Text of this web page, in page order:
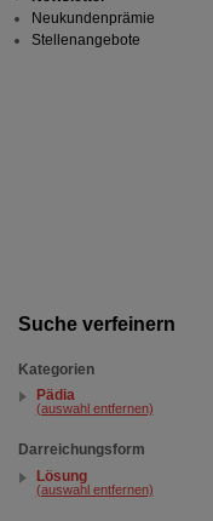
Suche verfeinern
Kategorien
Pädia
(auswahl entfernen)
Darreichungsform
Lösung
(auswahl entfernen)
Neukundenprämie
Stellenangebote